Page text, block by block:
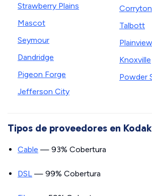
Strawberry Plains
Mascot
Seymour
Dandridge
Pigeon Forge
Jefferson City
Corryton
Talbott
Plainview
Knoxville
Powder
Tipos de proveedores en Kodak
Cable — 93% Cobertura
DSL — 99% Cobertura